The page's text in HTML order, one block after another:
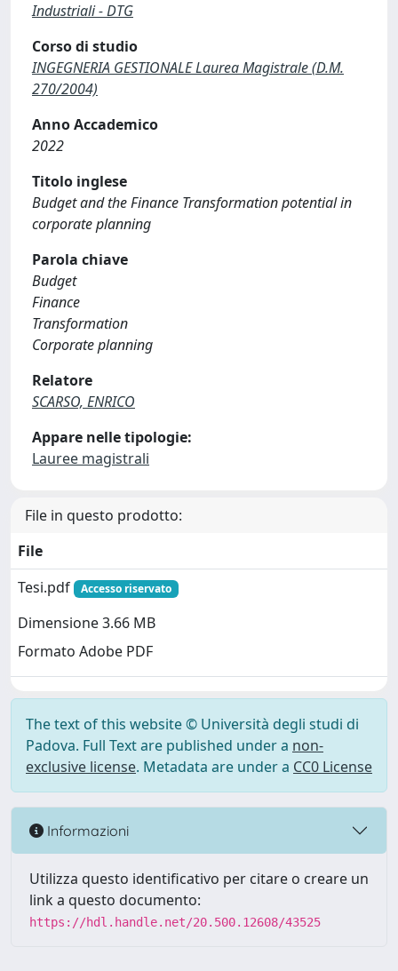
Industriali - DTG
Corso di studio
INGEGNERIA GESTIONALE Laurea Magistrale (D.M.
270/2004)
Anno Accademico
2022
Titolo inglese
Budget and the Finance Transformation potential in
corporate planning
Parola chiave
Budget
Finance
Transformation
Corporate planning
Relatore
SCARSO, ENRICO
Appare nelle tipologie:
Lauree magistrali
File in questo prodotto:
File
Tesi.pdf
Accesso riservato
Dimensione 3.66 MB
Formato Adobe PDF
The text of this website © Università degli studi di
Padova. Full Text are published under a non-
exclusive license. Metadata are under a CC0 License
Informazioni
Utilizza questo identificativo per citare o creare un
link a questo documento:
https://hdl.handle.net/20.500.12608/43525